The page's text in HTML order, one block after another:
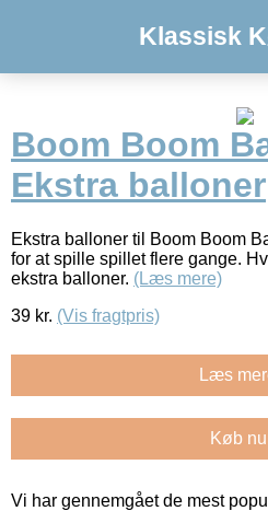
Klassisk
Boom Boom
Ekstra balloner
Ekstra balloner til Boom Boom
for at spille spillet flere gange.
ekstra balloner. (Læs mere)
39 kr. (Vis fragtpris)
Læs
Køb
Vi har gennemgået de mest